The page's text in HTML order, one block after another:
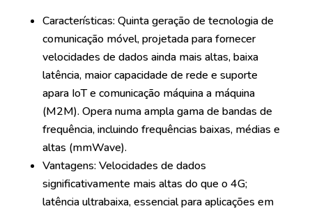
Características: Quinta geração de tecnologia de
comunicação móvel, projetada para fornecer
velocidades de dados ainda mais altas, baixa
latência, maior capacidade de rede e suporte
apara IoT e comunicação máquina a máquina
(M2M). Opera numa ampla gama de bandas de
frequência, incluindo frequências baixas, médias e
altas (mmWave).
Vantagens: Velocidades de dados
significativamente mais altas do que o 4G;
latência ultrabaixa, essencial para aplicações em